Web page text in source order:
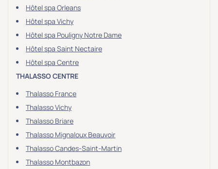
Hôtel spa Orleans
Hôtel spa Vichy
Hôtel spa Pouligny Notre Dame
Hôtel spa Saint Nectaire
Hôtel spa Centre
THALASSO CENTRE
Thalasso France
Thalasso Vichy
Thalasso Briare
Thalasso Mignaloux Beauvoir
Thalasso Candes-Saint-Martin
Thalasso Montbazon